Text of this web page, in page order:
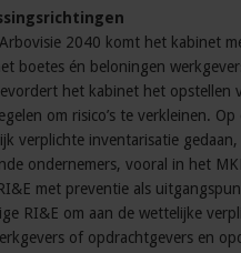
2040 komt het kabinet
boetes én beloningen
het kabinet het opstellen
om risico’s te verkleinen.
verplichte inventarisatie
ondernemers, vooral in het
met preventie als
RI&E om aan de wettelijke
of opdrachtgevers en